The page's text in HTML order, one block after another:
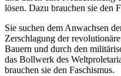
lösen. Dazu brauchen sie den
Sie suchen dem Anwachsen
Zerschlagung der
Bauern und durch den
das Bollwerk des
brauchen sie den Faschismus.